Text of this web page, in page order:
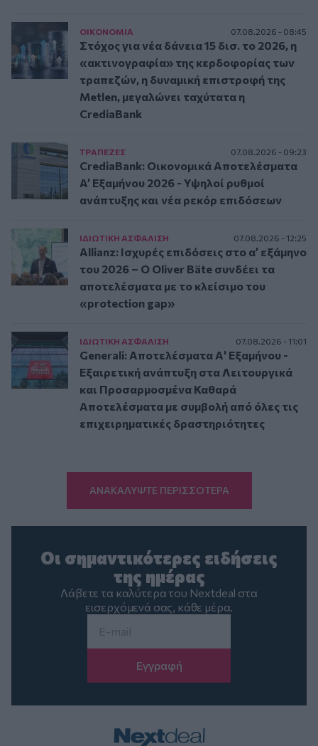
ΟΙΚΟΝΟΜΙΑ 07.08.2026 - 08:45
Στόχος για νέα δάνεια 15 δισ. το 2026, η
«ακτινογραφία» της κερδοφορίας των
τραπεζών, η δυναμική επιστροφή της
Metlen, μεγαλώνει ταχύτατα η
CrediaBank
ΤΡAΠΕΖΕΣ 07.08.2026 - 09:23
CrediaBank: Οικονομικά Αποτελέσματα
A’ Εξαμήνου 2026 - Υψηλοί ρυθμοί
ανάπτυξης και νέα ρεκόρ επιδόσεων
ΙΔΙΩΤΙΚΗ ΑΣΦAΛΙΣΗ 07.08.2026 - 12:25
Allianz: Ισχυρές επιδόσεις στο α’ εξάμηνο
του 2026 – Ο Oliver Bäte συνδέει τα
αποτελέσματα με το κλείσιμο του
«protection gap»
ΙΔΙΩΤΙΚΗ ΑΣΦAΛΙΣΗ 07.08.2026 - 11:01
Generali: Αποτελέσματα Α' Εξαμήνου -
Εξαιρετική ανάπτυξη στα Λειτουργικά
και Προσαρμοσμένα Καθαρά
Αποτελέσματα με συμβολή από όλες τις
επιχειρηματικές δραστηριότητες
ΑΝΑΚΑΛΥΨΤΕ ΠΕΡΙΣΣΟΤΕΡΑ
Οι σημαντικότερες ειδήσεις
της ημέρας
Λάβετε τα καλύτερα του Nextdeal στα
εισερχόμενά σας, κάθε μέρα.